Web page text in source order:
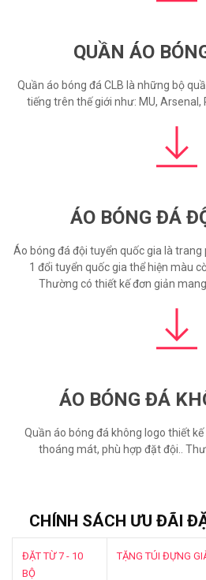
QUẦN ÁO
Quần áo bóng đá CLB là những bộ
tiếng trên thế giới như: MU, Arsenal,
ÁO BÓNG ĐÁ
Áo bóng đá đội tuyển quốc gia là
1 đổi tuyển quốc gia thể hiện màu
Thường có thiết kế đơn giản
ÁO BÓNG ĐÁ
Quần áo bóng đá không logo thiết
thoáng mát, phù hợp đặt đội..
CHÍNH SÁCH ƯU ĐÃI
ĐẶT TỪ 7 - 10
BỘ
TẶNG TÚI ĐỰNG